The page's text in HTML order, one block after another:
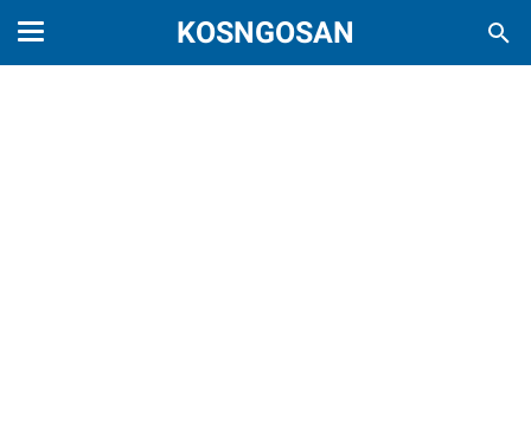
KOSNGOSAN